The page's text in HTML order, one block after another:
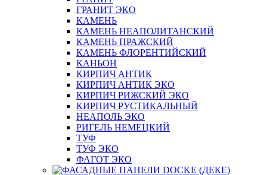
ГРАНИТ ЭКО
КАМЕНЬ
КАМЕНЬ НЕАПОЛИТАНСКИЙ
КАМЕНЬ ПРАЖСКИЙ
КАМЕНЬ ФЛОРЕНТИЙСКИЙ
КАНЬОН
КИРПИЧ АНТИК
КИРПИЧ АНТИК ЭКО
КИРПИЧ РИЖСКИЙ ЭКО
КИРПИЧ РУСТИКАЛЬНЫЙ
НЕАПОЛЬ ЭКО
РИГЕЛЬ НЕМЕЦКИЙ
ТУФ
ТУФ ЭКО
ФАГОТ ЭКО